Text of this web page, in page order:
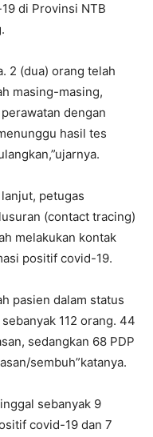
di Provinsi NTB
2 (dua) orang telah
masing-masing,
dengan
hasil tes
petugas
(contact tracing)
melakukan kontak
positif covid-19.
pasien dalam status
112 orang. 44
sedangkan 68 PDP
sembuh”katanya.
sebanyak 9
covid-19 dan 7